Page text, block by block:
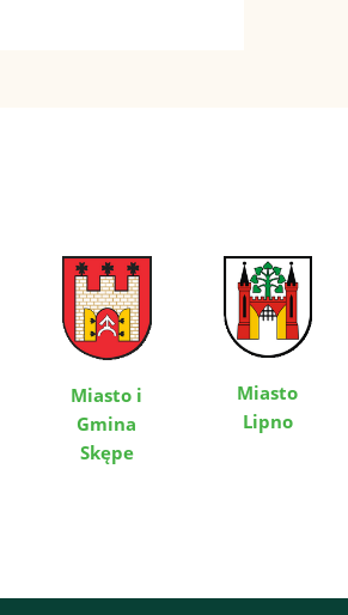
Miasto i
Gmina
Skępe
Miasto
Lipno